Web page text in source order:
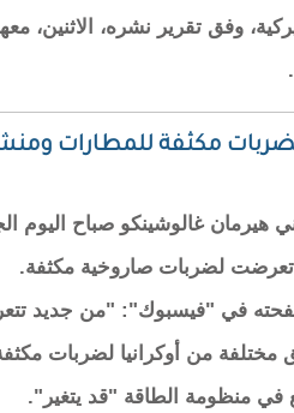
وفق تقرير نشره، الاثنين،
بضربات مكثفة للمطارات
هيرمان غالوشينكو صباح اليوم
تعرضت لضربات صاروخية مكثفة.
في "فيسبوك": "من جديد تتعرض
مختلفة من أوكرانيا لضربات
في منظومة الطاقة "قد يتغير".